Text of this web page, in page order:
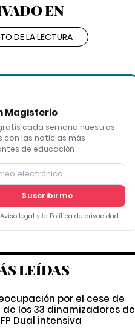
EN
DE LA LECTURA
Magisterio
cada semana nuestros
con las noticias más
de educación
Suscribirme
Aviso legal y la Política de privacidad
LEÍDAS
por el cese de
de los 33 dinamizadores de
Dual intensiva